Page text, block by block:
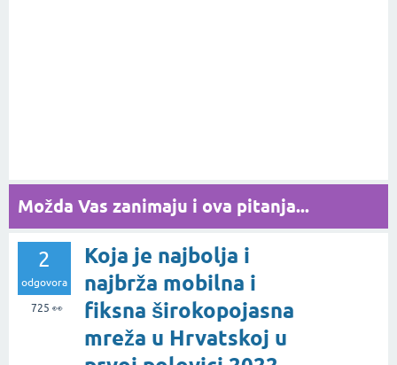
Možda Vas zanimaju i ova pitanja...
2
odgovora
725 👀
Koja je najbolja i
najbrža mobilna i
fiksna širokopojasna
mreža u Hrvatskoj u